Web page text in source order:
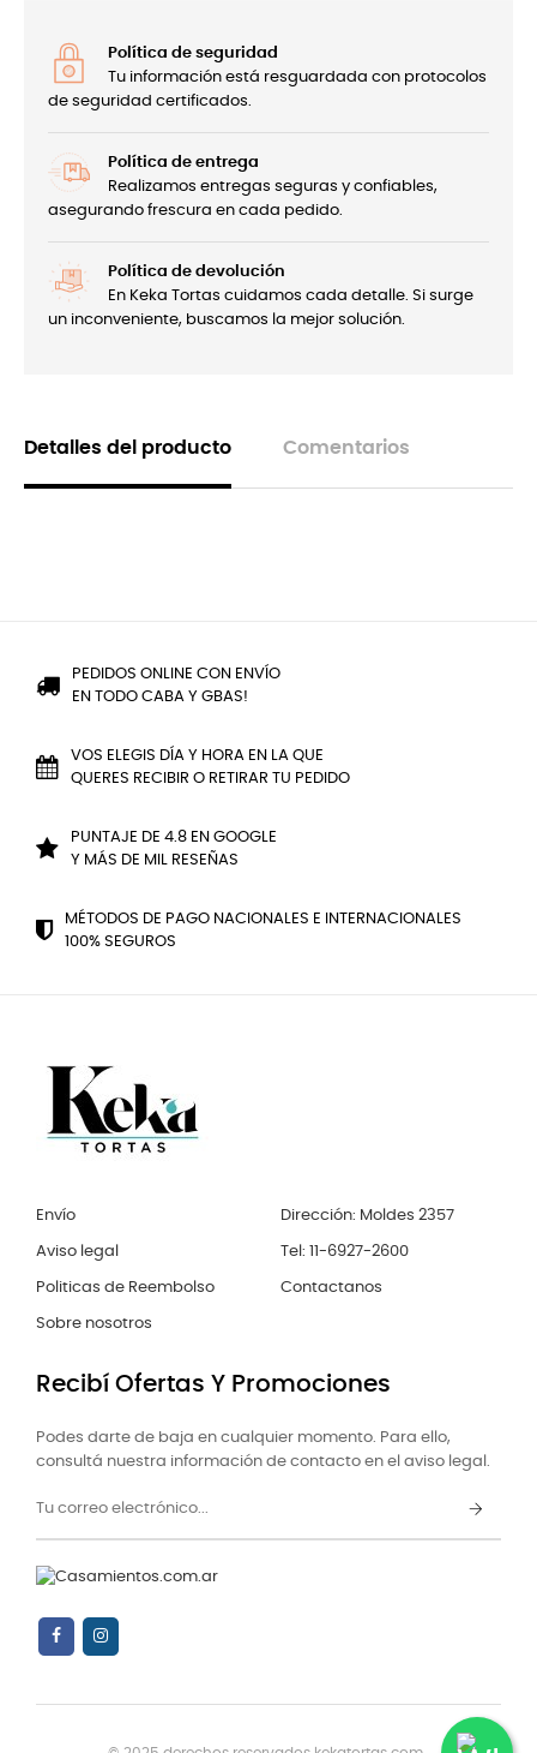
Política de seguridad
Tu información está resguardada con protocolos
de seguridad certificados.
Política de entrega
Realizamos entregas seguras y confiables,
asegurando frescura en cada pedido.
Política de devolución
En Keka Tortas cuidamos cada detalle. Si surge
un inconveniente, buscamos la mejor solución.
Detalles del producto Comentarios
PEDIDOS ONLINE CON ENVÍO
EN TODO CABA Y GBAS!
VOS ELEGIS DÍA Y HORA EN LA QUE
QUERES RECIBIR O RETIRAR TU PEDIDO
PUNTAJE DE 4.8 EN GOOGLE
Y MÁS DE MIL RESEÑAS
MÉTODOS DE PAGO NACIONALES E INTERNACIONALES
100% SEGUROS
Envío
Aviso legal
Politicas de Reembolso
Sobre nosotros
Dirección: Moldes 2357
Tel: 11-6927-2600
Contactanos
Recibí Ofertas Y Promociones
Podes darte de baja en cualquier momento. Para ello,
consultá nuestra información de contacto en el aviso legal.